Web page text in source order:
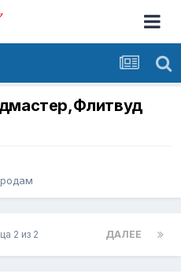
ДАЛЕЕ
2 из 2